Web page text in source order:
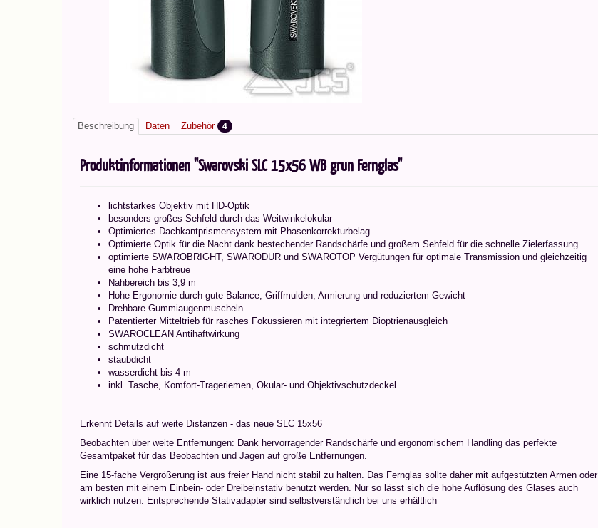
Beschreibung Daten Zubehör 4
Produktinformationen "Swarovski SLC 15x56 WB grün Fernglas"
lichtstarkes Objektiv mit HD-Optik
besonders großes Sehfeld durch das Weitwinkelokular
Optimiertes Dachkantprismensystem mit Phasenkorrekturbelag
Optimierte Optik für die Nacht dank bestechender Randschärfe und großem Sehfeld für die schnelle Zielerfassung
optimierte SWAROBRIGHT, SWARODUR und SWAROTOP Vergütungen für optimale Transmission und gleichzeitig
eine hohe Farbtreue
Nahbereich bis 3,9 m
Hohe Ergonomie durch gute Balance, Griffmulden, Armierung und reduziertem Gewicht
Drehbare Gummiaugenmuscheln
Patentierter Mitteltrieb für rasches Fokussieren mit integriertem Dioptrienausgleich
SWAROCLEAN Antihaftwirkung
schmutzdicht
staubdicht
wasserdicht bis 4 m
inkl. Tasche, Komfort-Trageriemen, Okular- und Objektivschutzdeckel
Erkennt Details auf weite Distanzen - das neue SLC 15x56
Beobachten über weite Entfernungen: Dank hervorragender Randschärfe und ergonomischem Handling das perfekte
Gesamtpaket für das Beobachten und Jagen auf große Entfernungen.
Eine 15-fache Vergrößerung ist aus freier Hand nicht stabil zu halten. Das Fernglas sollte daher mit aufgestützten Armen oder
am besten mit einem Einbein- oder Dreibeinstativ benutzt werden. Nur so lässt sich die hohe Auflösung des Glases auch
wirklich nutzen. Entsprechende Stativadapter sind selbstverständlich bei uns erhältlich